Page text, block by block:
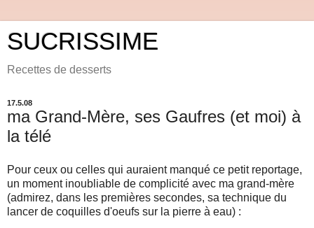
SUCRISSIME
Recettes de desserts
17.5.08
ma Grand-Mère, ses Gaufres (et moi) à
la télé
Pour ceux ou celles qui auraient manqué ce petit reportage,
un moment inoubliable de complicité avec ma grand-mère
(admirez, dans les premières secondes, sa technique du
lancer de coquilles d'oeufs sur la pierre à eau) :